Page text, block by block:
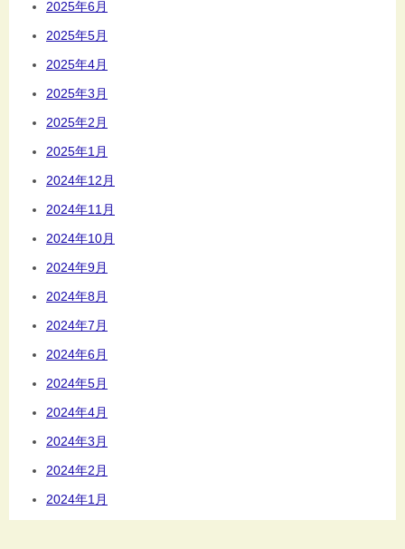
2025年6月
2025年5月
2025年4月
2025年3月
2025年2月
2025年1月
2024年12月
2024年11月
2024年10月
2024年9月
2024年8月
2024年7月
2024年6月
2024年5月
2024年4月
2024年3月
2024年2月
2024年1月